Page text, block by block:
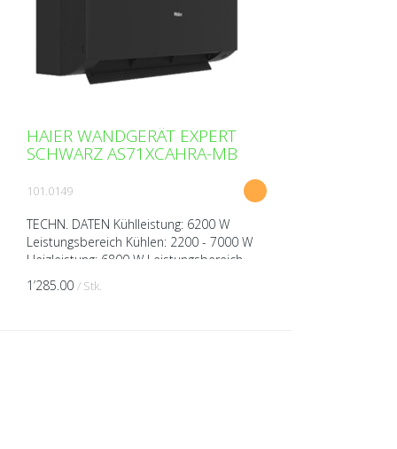
HAIER WANDGERÄT EXPERT
SCHWARZ AS71XCAHRA-MB
101.0149
TECHN. DATEN Kühlleistung: 6200 W
Leistungsbereich Kühlen: 2200 - 7000 W
Heizleistung: 6800 W Leistungsbereich
Heizen: 2400 - 7800 W Spannung: 230V
über Aussengerät Breit...
1’285.00 / Stk.